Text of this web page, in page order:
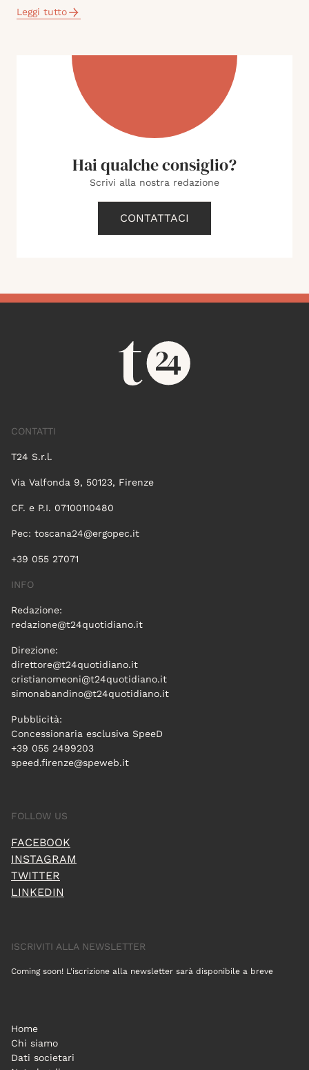
Leggi tutto
Hai qualche consiglio?
Scrivi alla nostra redazione
CONTATTACI
CONTATTI
T24 S.r.l.
Via Valfonda 9, 50123, Firenze
CF. e P.I. 07100110480
Pec: toscana24@ergopec.it
+39 055 27071
INFO
Redazione:
redazione@t24quotidiano.it
Direzione:
direttore@t24quotidiano.it
cristianomeoni@t24quotidiano.it
simonabandino@t24quotidiano.it
Pubblicità:
Concessionaria esclusiva SpeeD
+39 055 2499203
speed.firenze@speweb.it
FOLLOW US
FACEBOOK
INSTAGRAM
TWITTER
LINKEDIN
ISCRIVITI ALLA NEWSLETTER
Coming soon! L'iscrizione alla newsletter sarà disponibile a breve
Home
Chi siamo
Dati societari